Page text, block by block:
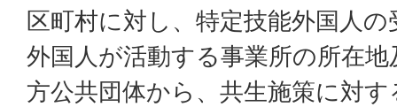
区町村に対し、特定技能外国人
外国人が活動する事業所の所在
方公共団体から、共生施策に対